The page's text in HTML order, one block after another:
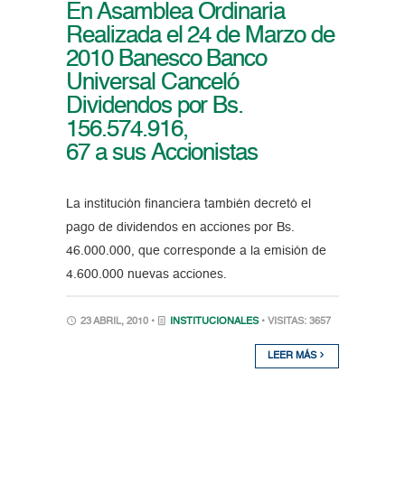
En Asamblea Ordinaria
Realizada el 24 de Marzo de
2010 Banesco Banco
Universal Canceló
Dividendos por Bs.
156.574.916,
67 a sus Accionistas
La institución financiera también decretó el
pago de dividendos en acciones por Bs.
46.000.000, que corresponde a la emisión de
4.600.000 nuevas acciones.
23 ABRIL, 2010 • INSTITUCIONALES • VISITAS: 3657
LEER MÁS